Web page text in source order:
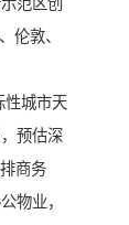
范区创
伦敦、
性城市天
预估深
商务
物业，